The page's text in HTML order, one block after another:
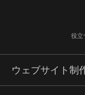
役立
ウェブサイト制